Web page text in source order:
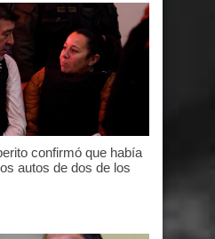
confirmó que había
autos de dos de los